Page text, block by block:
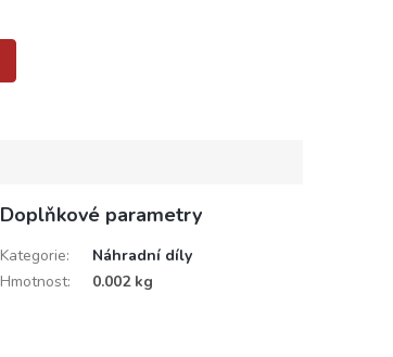
Doplňkové parametry
Kategorie:
Náhradní díly
Hmotnost: 0.002 kg